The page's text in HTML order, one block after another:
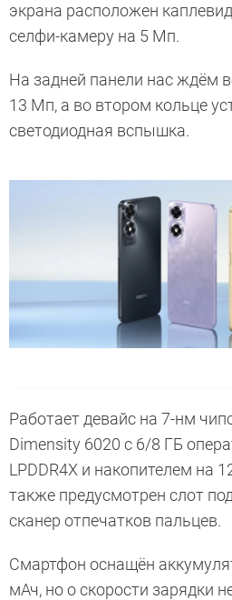
экрана расположен
селфи-камеру на 5 Мп.
На задней панели нас ждём
13 Мп, а во втором кольце
светодиодная вспышка.
Работает девайс на 7-нм
Dimensity 6020 с 6/8 ГБ
LPDDR4X и накопителем на
также предусмотрен слот
сканер отпечатков пальцев.
Смартфон оснащён
мАч, но о скорости зарядки